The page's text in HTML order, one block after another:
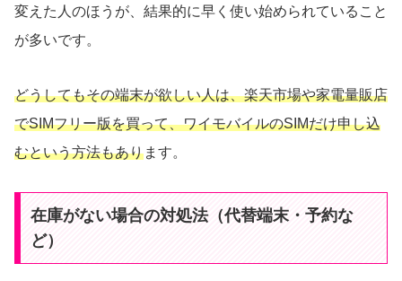
変えた人のほうが、結果的に早く使い始められていること
が多いです。
どうしてもその端末が欲しい人は、楽天市場や家電量販店
でSIMフリー版を買って、ワイモバイルのSIMだけ申し込
むという方法もあります。
在庫がない場合の対処法（代替端末・予約な
ど）